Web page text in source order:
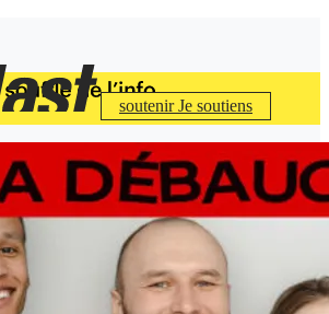
soutenirJe soutiens